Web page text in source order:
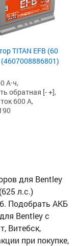
TITAN EFB (60
А·ч,
обратная [- +],
600 А,
для Bentley
л.с.)
Подобрать АКБ
Bentley с
Витебск,
при покупке,